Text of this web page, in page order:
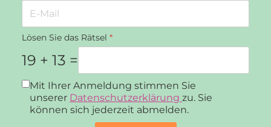
Lösen Sie das Rätsel *
19 + 13 =
Datenschutz*
Mit Ihrer Anmeldung stimmen Sie
unserer Datenschutzerklärung zu. Sie
können sich jederzeit abmelden.